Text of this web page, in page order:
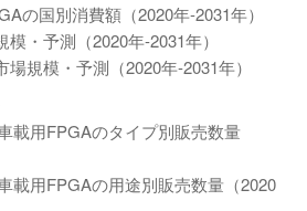
の国別消費額（2020年-2031年）
・予測（2020年-2031年）
規模・予測（2020年-2031年）
載用FPGAのタイプ別販売数量
載用FPGAの用途別販売数量（2020